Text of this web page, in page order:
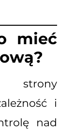
mieć
strony
i
nad